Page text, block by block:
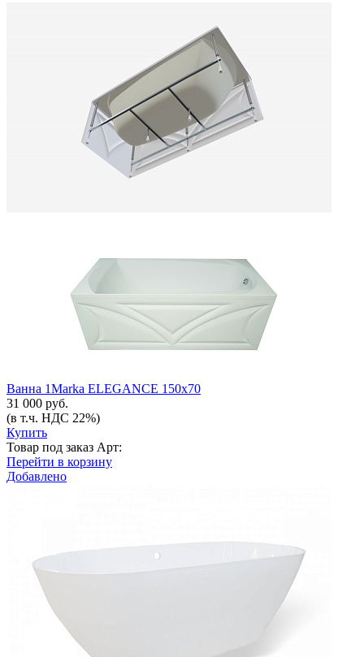
Ванна 1Marka ELEGANCE 150x70
31 000 руб.
(в т.ч. НДС 22%)
Купить
Товар под заказ Арт:
Перейти в корзину
Добавлено